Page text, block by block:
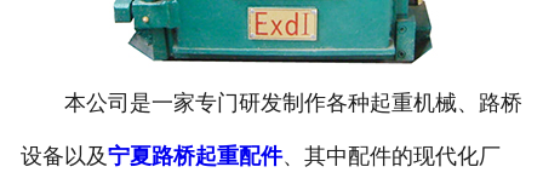
宁夏启闭器
宁夏电动葫芦
宁夏起重机配件
本公司是一家专门研发制作各种起重机械、路桥
设备以及宁夏路桥起重配件、其中配件的现代化厂